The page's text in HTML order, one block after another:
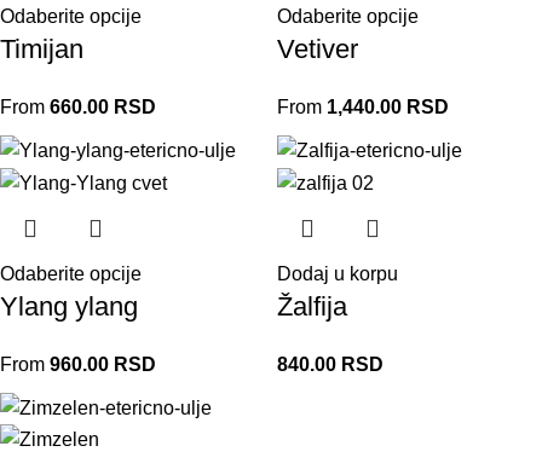
Odaberite opcije
Timijan
From 660.00 RSD
Odaberite opcije
Vetiver
From 1,440.00 RSD
Odaberite opcije
Ylang ylang
From 960.00 RSD
Dodaj u korpu
Žalfija
840.00 RSD